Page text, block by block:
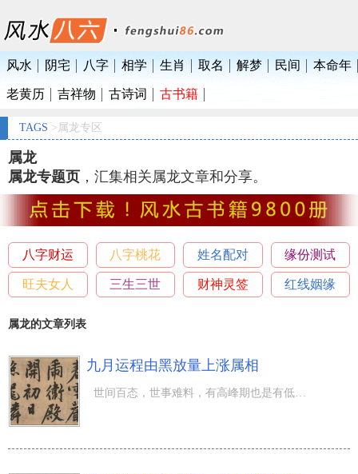
风水 阴宅 八字 相学 生肖 取名 解梦 民间 本命年
老黄历 吉祥物 古诗词 古书籍
TAGS >属龙专区
属龙
属龙专题页 ，汇集相关属龙文章和分享。
八字财运 八字桃花 姓名配对 缘份测试
旺夫女人 三生三世 财神灵签 红线姻缘
属龙的文章列表
九月运程由黑放量上涨属相
世间百态，世事难料，有高峰期也是有低潮期。应对低潮期是的情况下我们都是应当如何去提升它，而应对高峰期